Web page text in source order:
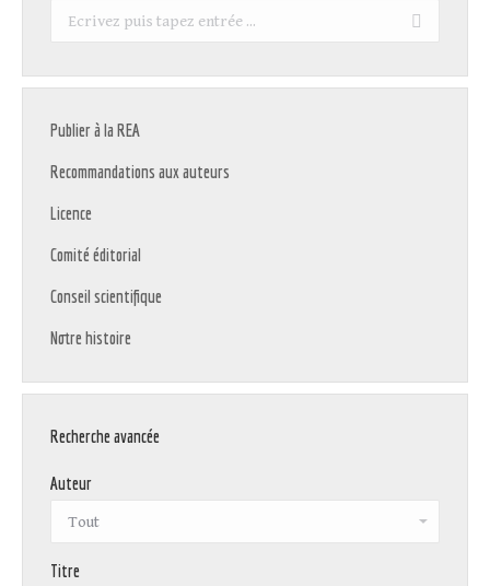
Recherche
Publier à la REA
Recommandations aux auteurs
Licence
Comité éditorial
Conseil scientifique
Notre histoire
Recherche avancée
Auteur
Titre